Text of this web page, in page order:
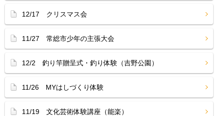
12/17 クリスマス会
11/27 常総市少年の主張大会
12/2 釣り竿贈呈式・釣り体験（吉野公園）
11/26 MYはしづくり体験
11/19 文化芸術体験講座（能楽）